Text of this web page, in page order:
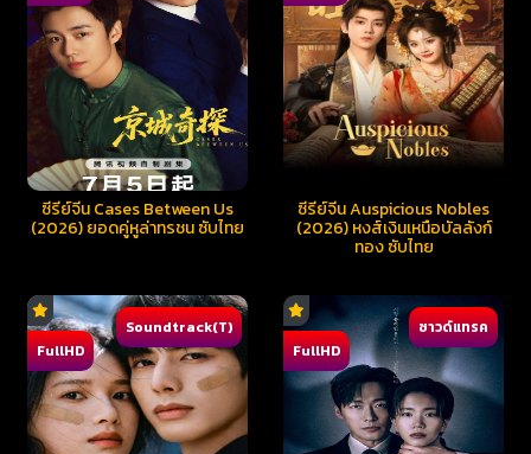
ซีรี่ย์จีน Cases Between Us
(2026) ยอดคู่หูล่าทรชน ซับไทย
ซีรี่ย์จีน Auspicious Nobles
(2026) หงส์เงินเหนือบัลลังก์
ทอง ซับไทย
FullHD
Soundtrack(T)
FullHD
ซาวด์แทรค